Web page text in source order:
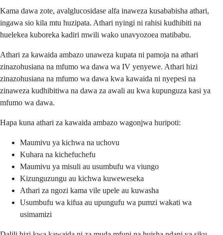
Kama dawa zote, avalglucosidase alfa inaweza kusababisha athari,
ingawa sio kila mtu huzipata. Athari nyingi ni rahisi kudhibiti na
huelekea kuboreka kadiri mwili wako unavyozoea matibabu.
Athari za kawaida ambazo unaweza kupata ni pamoja na athari
zinazohusiana na mfumo wa dawa wa IV yenyewe. Athari hizi
zinazohusiana na mfumo wa dawa kwa kawaida ni nyepesi na
zinaweza kudhibitiwa na dawa za awali au kwa kupunguza kasi ya
mfumo wa dawa.
Hapa kuna athari za kawaida ambazo wagonjwa huripoti:
Maumivu ya kichwa na uchovu
Kuhara na kichefuchefu
Maumivu ya misuli au usumbufu wa viungo
Kizunguzungu au kichwa kuweweseka
Athari za ngozi kama vile upele au kuwasha
Usumbufu wa kifua au upungufu wa pumzi wakati wa
usimamizi